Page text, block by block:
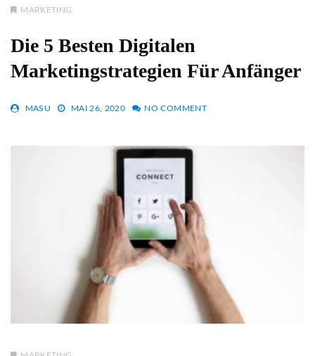
MARKETING
Die 5 Besten Digitalen
Marketingstrategien Für Anfänger
MASU MAI 26, 2020 NO COMMENT